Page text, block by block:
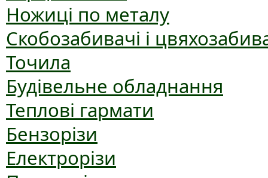
Ножиці по металу
Скобозабивачі і
Точила
Будівельне обладнання
Теплові гармати
Бензорізи
Електрорізи